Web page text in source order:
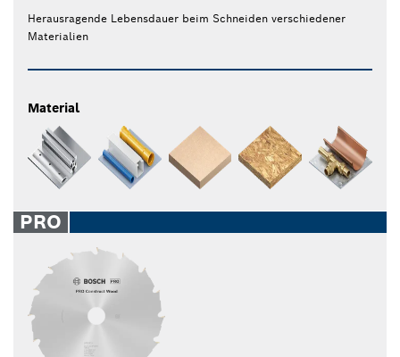
Herausragende Lebensdauer beim Schneiden verschiedener
Materialien
Material
PRO